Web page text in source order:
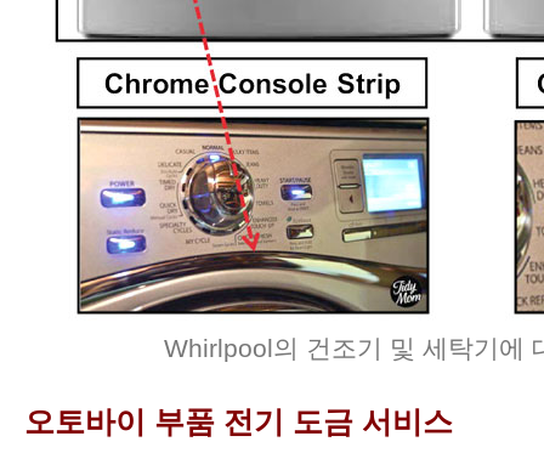
Whirlpool의 건조기 및 세탁기에
오토바이 부품 전기 도금 서비스